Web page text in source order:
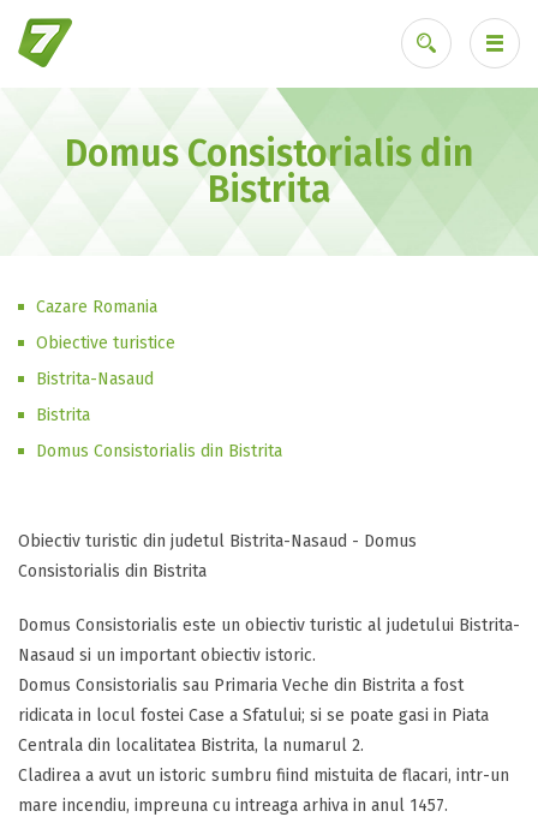
Ai uitat parola?
Domus Consistorialis din
Bistrita
Cazare Romania
Obiective turistice
Bistrita-Nasaud
Bistrita
Domus Consistorialis din Bistrita
Obiectiv turistic din judetul Bistrita-Nasaud - Domus
Consistorialis din Bistrita
Domus Consistorialis este un obiectiv turistic al judetului Bistrita-
Nasaud si un important obiectiv istoric.
Domus Consistorialis sau Primaria Veche din Bistrita a fost
ridicata in locul fostei Case a Sfatului; si se poate gasi in Piata
Centrala din localitatea Bistrita, la numarul 2.
Cladirea a avut un istoric sumbru fiind mistuita de flacari, intr-un
mare incendiu, impreuna cu intreaga arhiva in anul 1457.